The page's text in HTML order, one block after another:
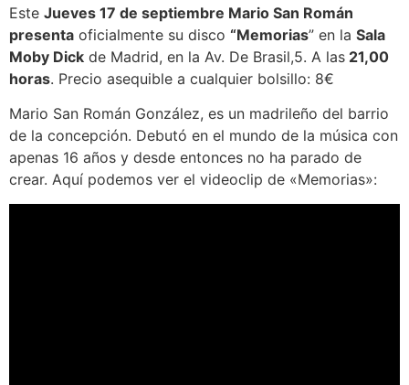
Este Jueves 17 de septiembre Mario San Román
presenta oficialmente su disco “Memorias” en la Sala
Moby Dick de Madrid, en la Av. De Brasil,5. A las 21,00
horas. Precio asequible a cualquier bolsillo: 8€
Mario San Román González, es un madrileño del barrio
de la concepción. Debutó en el mundo de la música con
apenas 16 años y desde entonces no ha parado de
crear. Aquí podemos ver el videoclip de «Memorias»: